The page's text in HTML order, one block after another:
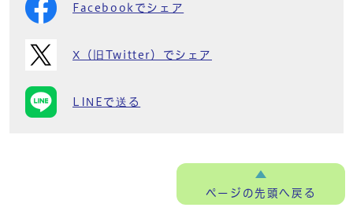
Facebookでシェア
X（旧Twitter）でシェア
LINEで送る
ページの先頭へ戻る